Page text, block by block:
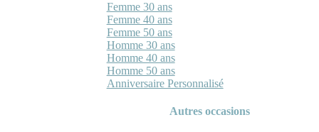
Femme 30 ans
Femme 40 ans
Femme 50 ans
Homme 30 ans
Homme 40 ans
Homme 50 ans
Anniversaire Personnalisé
Autres occasions